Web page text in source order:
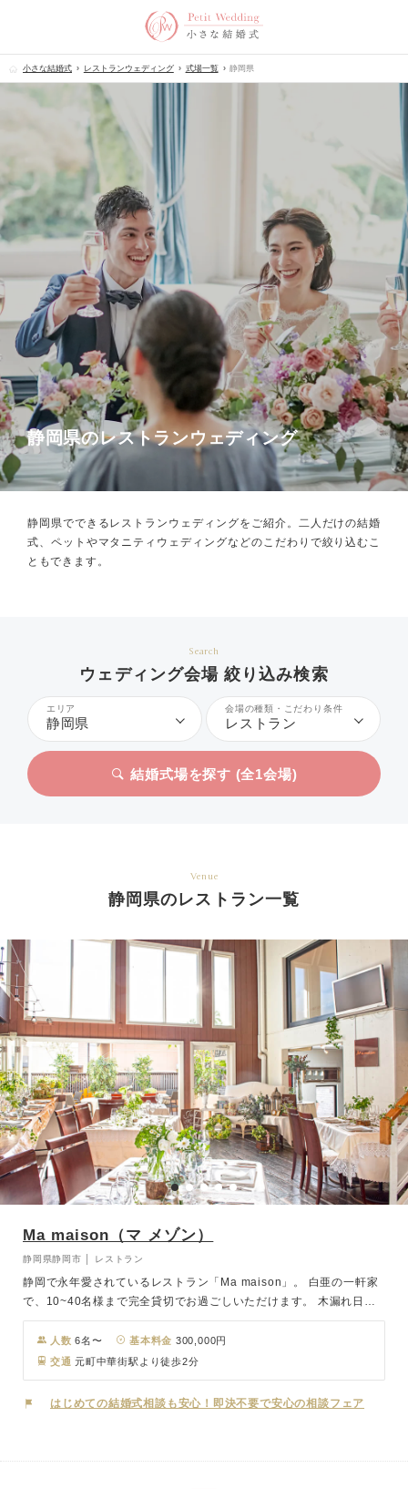
小さな結婚式 レストランウェディング 式場一覧 静岡県
静岡県のレストランウェディング
静岡県でできるレストランウェディングをご紹介。 二人だけの結婚
式、ペットやマタニティウェディングなどのこだわりで絞り込むこ
ともできます。
Search
ウェディング会場 絞り込み検索
エリア
静岡県
会場の種類・こだわり条件
レストラン
結婚式場を探す (全1会場)
Venue
静岡県のレストラン一覧
Ma maison（マ メゾン）
静岡県静岡市 │ レストラン
静岡で永年愛されているレストラン「Ma maison」。 白亜の一軒家
で、10~40名様まで完全貸切でお過ごしいただけます。 木漏れ日が
差し込むチャペルは、木のぬくもりを感じられるブラウンのアンティ
ークベンチが 並び、温かみのある雰囲気を演出。ゲストの皆様に見
守られてアットホームな式を挙げて いただけます。会食会場は天井
が高く開放感のあるモダンシンプルな空間。お好きな花や装飾をあし
らって、おふたりらしい空間でゲストをお迎えいたします。付帯設備
人数 6名〜 基本料金 300,000円
交通 元町中華街駅より徒歩2分
はじめての結婚式相談も安心！即決不要で安心の相談フェア